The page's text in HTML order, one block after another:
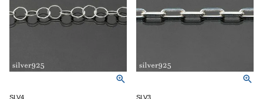
SLV4 SLV3